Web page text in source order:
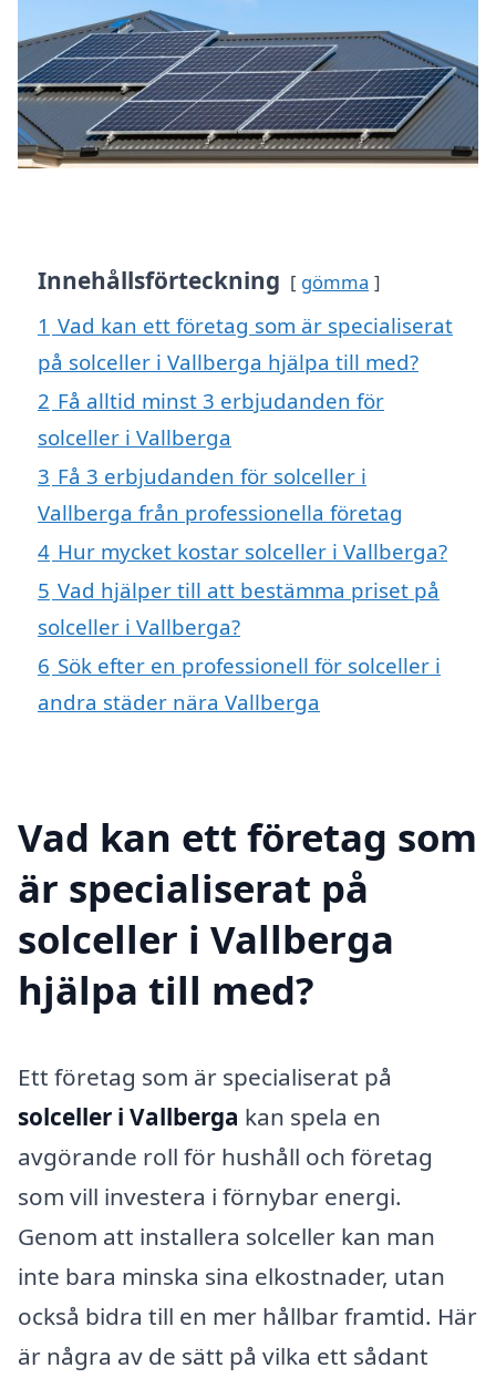
Innehållsförteckning gömma
1 Vad kan ett företag som är specialiserat
på solceller i Vallberga hjälpa till med?
2 Få alltid minst 3 erbjudanden för
solceller i Vallberga
3 Få 3 erbjudanden för solceller i
Vallberga från professionella företag
4 Hur mycket kostar solceller i Vallberga?
5 Vad hjälper till att bestämma priset på
solceller i Vallberga?
6 Sök efter en professionell för solceller i
andra städer nära Vallberga
Vad kan ett företag som
är specialiserat på
solceller i Vallberga
hjälpa till med?
Ett företag som är specialiserat på
solceller i Vallberga kan spela en
avgörande roll för hushåll och företag
som vill investera i förnybar energi.
Genom att installera solceller kan man
inte bara minska sina elkostnader, utan
också bidra till en mer hållbar framtid. Här
är några av de sätt på vilka ett sådant